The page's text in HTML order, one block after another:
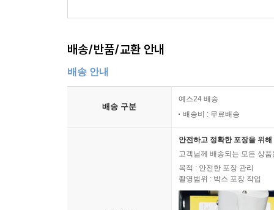
배송/반품/교환 안내
배송 안내
배송 구분
예스24 배송
배송비 : 무료배송
안전하고 정확한 포장을 위
고객님께 배송되는 모든 상
목적 : 안전한 포장 관리
촬영범위 : 박스 포장 작업